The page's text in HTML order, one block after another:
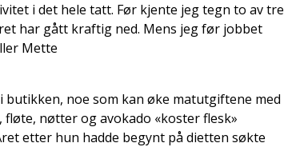
i det hele tatt. Før kjente jeg tegn to av tre
har gått kraftig ned. Mens jeg før jobbet
Mette
noe som kan øke matutgiftene med
nøtter og avokado «koster flesk»
etter hun hadde begynt på dietten søkte